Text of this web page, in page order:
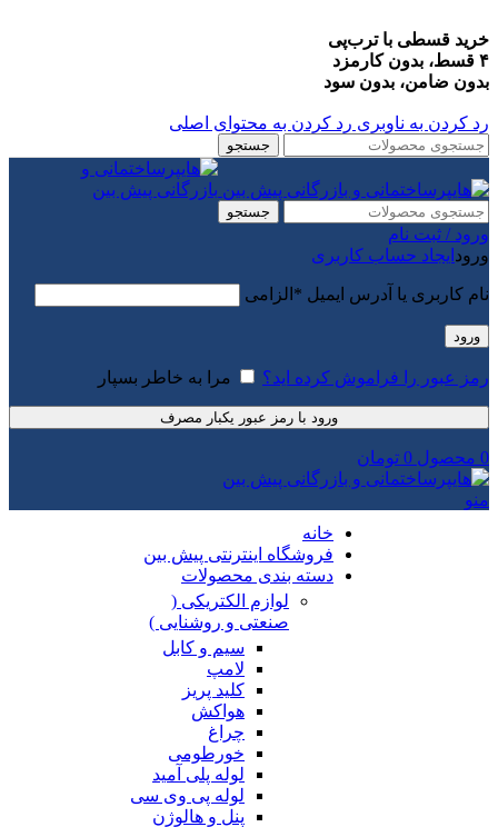
خرید قسطی با ترب‌پی
۴ قسط، بدون کارمزد
بدون ضامن، بدون سود
رد کردن به ناوبری رد کردن به محتوای اصلی
جستجو
جستجو
ورود / ثبت نام
ورود ایجاد حساب کاربری
نام کاربری یا آدرس ایمیل * الزامی
ورود
رمز عبور را فراموش کرده اید؟ مرا به خاطر بسپار
ورود با رمز عبور یکبار مصرف
0 محصول 0 تومان
منو
خانه
فروشگاه اینترنتی پیش بین
دسته بندی محصولات
لوازم الکتریکی (
صنعتی و روشنایی )
سیم و کابل
لامپ
کلید پریز
هواکش
چراغ
خورطومی
لوله پلی آمید
لوله پی وی سی
پنل و هالوژن